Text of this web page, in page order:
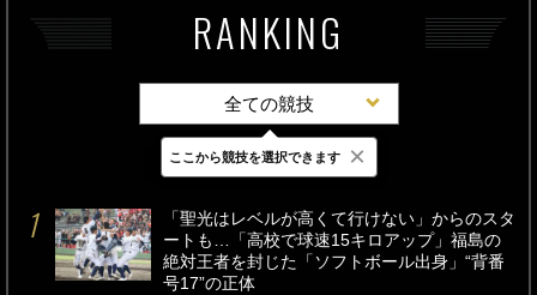
RANKING
全ての競技
最新 24時間 週間
「聖光はレベルが高くて行けない」からのスタ
ートも…「高校で球速15キロアップ」福島の
絶対王者を封じた「ソフトボール出身」“背番
号17”の正体
ここから競技を選択できます ×